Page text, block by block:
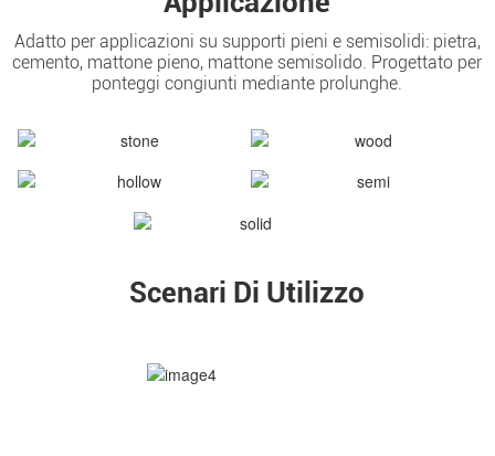
Adatto per applicazioni su supporti pieni e semisolidi: pietra,
cemento, mattone pieno, mattone semisolido. Progettato per
ponteggi congiunti mediante prolunghe.
Scenari Di Utilizzo